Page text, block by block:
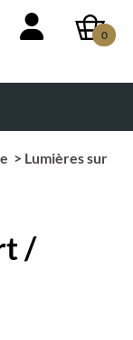
0
> Lumières sur
/